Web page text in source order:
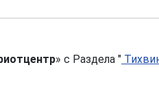
» с Раздела "